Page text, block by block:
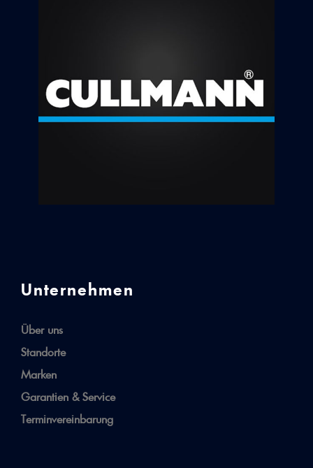
Unternehmen
Über uns
Standorte
Marken
Garantien & Service
Terminvereinbarung